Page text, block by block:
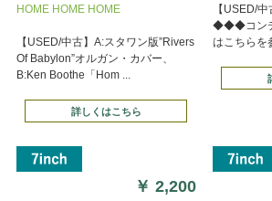
HOME HOME HOME
【USED/中古】A:スタワン版”Rivers
Of Babylon”オルガン・カバー、
B:Ken Boothe「Hom ...
詳しくはこちら
￥2,200
【USED/
◆◆◆コンデ
はこちらを